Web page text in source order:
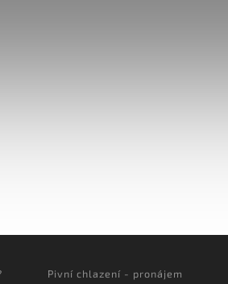
Pivní chlazení - pronájem